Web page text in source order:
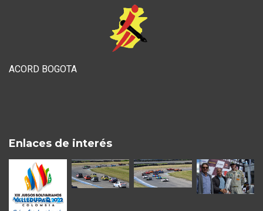
ACORD BOGOTA
Enlaces de interés